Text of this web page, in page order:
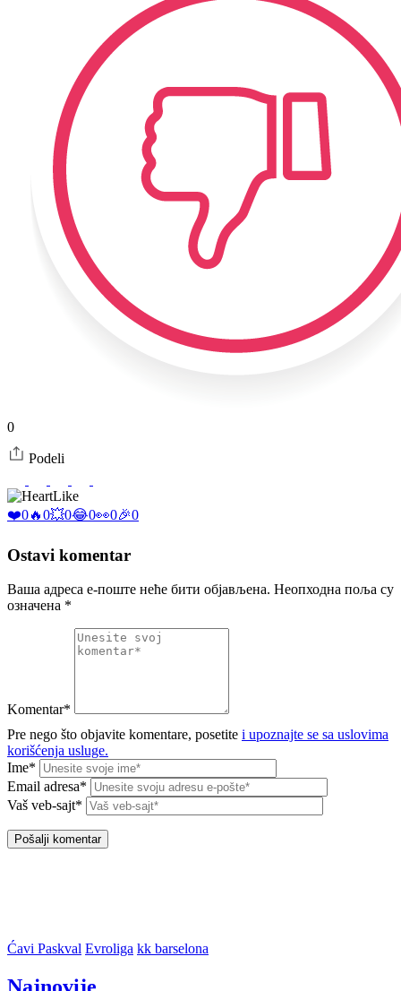
0
Podeli
Like
❤️0🔥0💥0😂0👀0🎉0
Ostavi komentar
Ваша адреса е-поште неће бити објављена. Неопходна поља су
означена *
Komentar*
Pre nego što objavite komentare, posetite i upoznajte se sa uslovima
korišćenja usluge.
Ime*
Email adresa*
Vaš veb-sajt*
Ćavi Paskval Evroliga kk barselona
Najnovije